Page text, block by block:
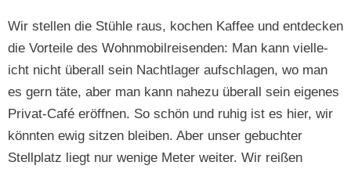
Wir stellen die Stüh­le raus, kochen Kaf­fee und ent­deck­en
die Vorteile des Wohn­mo­bil­reisenden: Man kann vielle­
icht nicht über­all sein Nacht­lager auf­schla­gen, wo man
es gern täte, aber man kann nahezu über­all sein eigenes
Pri­vat-Café eröff­nen. So schön und ruhig ist es hier, wir
kön­nten ewig sitzen bleiben. Aber unser gebuchter
Stellplatz liegt nur wenige Meter weit­er. Wir reißen